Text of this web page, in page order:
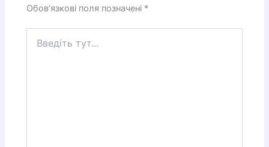
Обов’язкові поля позначені *
тут...